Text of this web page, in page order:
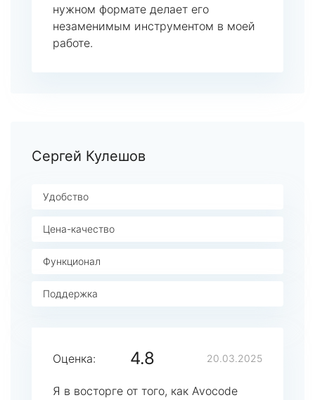
нужном формате делает его
незаменимым инструментом в моей
работе.
Сергей Кулешов
Удобство
Цена-качество
Функционал
Поддержка
Оценка: 4.8 20.03.2025
Я в восторге от того, как Avocode